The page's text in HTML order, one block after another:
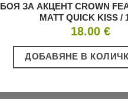
БОЯ ЗА АКЦЕНТ CROWN
MATT QUICK KISS /
18.00 €
ДОБАВЯНЕ В